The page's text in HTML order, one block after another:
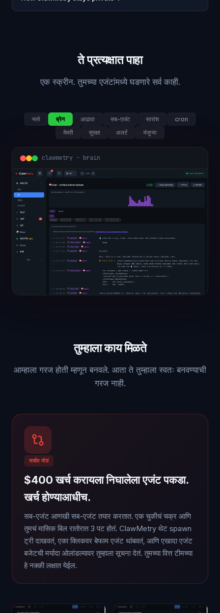
ते प्रत्यक्षात पाहा
एक स्क्रीन. तुमच्या एजंटांमध्ये घडणारे सर्व काही.
फ्लो ब्रेन आढावा सब-एजंट सारांश
cron
मेमरी
सुरक्षा अलर्ट मंजुऱ्या
clawmetry - brain
तुम्हाला काय मिळते
आम्हाला गरज होती म्हणून बनवले. आता ते तुम्हाला स्वतः बनवण्याची
गरज नाही.
सर्वात मोठं
$400 खर्च करायला निघालेला एजंट पकडा.
खर्च होण्याआधीच.
सब-एजंट आणखी सब-एजंट तयार करतात. एक चुकीचं चक्र आणि
तुमचं मासिक बिल रातोरात 3 पट होतं. ClawMetry थेट spawn
ट्री दाखवतं, एका क्लिकवर बेफाम एजंट थांबवतं, आणि एखादा एजंट
बजेटची मर्यादा ओलांडल्यावर तुम्हाला सूचना देतं. तुमच्या वित्त टीमच्या
हे नक्की लक्षात येईल.